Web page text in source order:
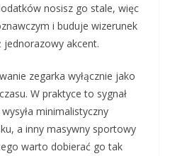
nosisz go stale, więc
i buduje wizerunek
jednorazowy akcent.
zegarka wyłącznie jako
W praktyce to sygnał
minimalistyczny
a inny masywny sportowy
warto dobierać go tak